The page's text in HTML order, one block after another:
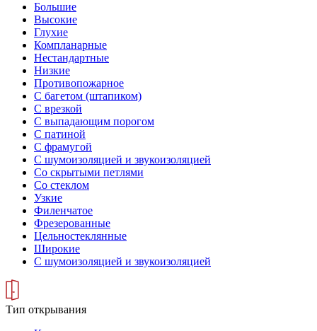
Большие
Высокие
Глухие
Компланарные
Нестандартные
Низкие
Противопожарное
С багетом (штапиком)
С врезкой
С выпадающим порогом
С патиной
С фрамугой
С шумоизоляцией и звукоизоляцией
Со скрытыми петлями
Со стеклом
Узкие
Филенчатое
Фрезерованные
Цельностеклянные
Широкие
С шумоизоляцией и звукоизоляцией
Тип открывания